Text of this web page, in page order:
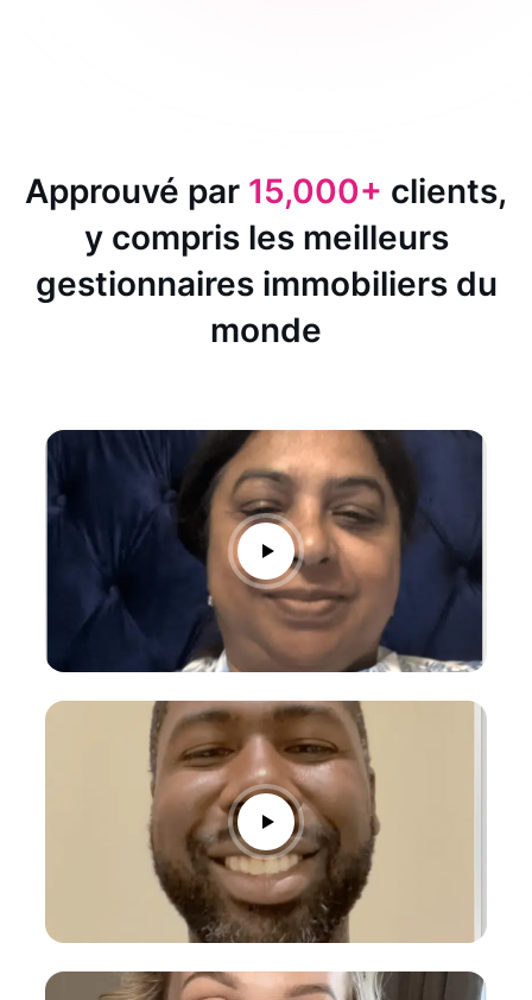
Approuvé par 15,000+ clients,
y compris les meilleurs
gestionnaires immobiliers du
monde